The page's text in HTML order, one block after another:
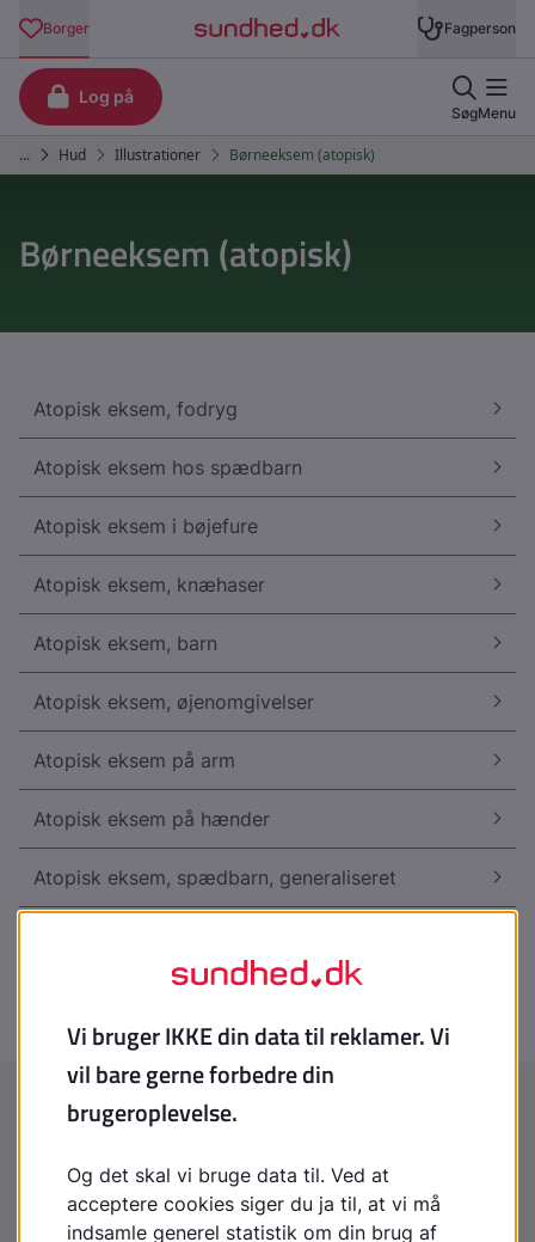
Børneeksem (atopisk)
Atopisk eksem, fodryg
Atopisk eksem hos spædbarn
Atopisk eksem i bøjefure
Atopisk eksem, knæhaser
Atopisk eksem, barn
Atopisk eksem, øjenomgivelser
Atopisk eksem på arm
Atopisk eksem på hænder
Atopisk eksem, spædbarn, generaliseret